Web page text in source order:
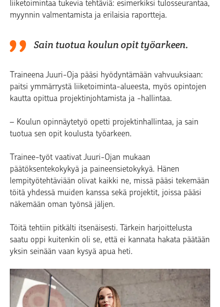
liiketoimintaa tukevia tehtäviä: esimerkiksi tulosseurantaa,
myynnin valmentamista ja erilaisia raportteja.
Sain tuotua koulun opit työarkeen.
Traineena Juuri-Oja pääsi hyödyntämään vahvuuksiaan:
paitsi ymmärrystä liiketoiminta-alueesta, myös opintojen
kautta opittua projektinjohtamista ja -hallintaa.
– Koulun opinnäytetyö opetti projektinhallintaa, ja sain
tuotua sen opit koulusta työarkeen.
Trainee-työt vaativat Juuri-Ojan mukaan
päätöksentekokykyä ja paineensietokykyä. Hänen
lempityötehtäviään olivat kaikki ne, missä pääsi tekemään
töitä yhdessä muiden kanssa sekä projektit, joissa pääsi
näkemään oman työnsä jäljen.
Töitä tehtiin pitkälti itsenäisesti. Tärkein harjoittelusta
saatu oppi kuitenkin oli se, että ei kannata hakata päätään
yksin seinään vaan kysyä apua heti.